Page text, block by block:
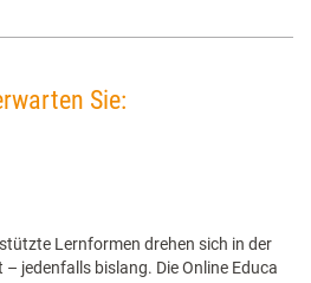
Sie:
Lernformen drehen sich in der
– jedenfalls bislang. Die Online Educa